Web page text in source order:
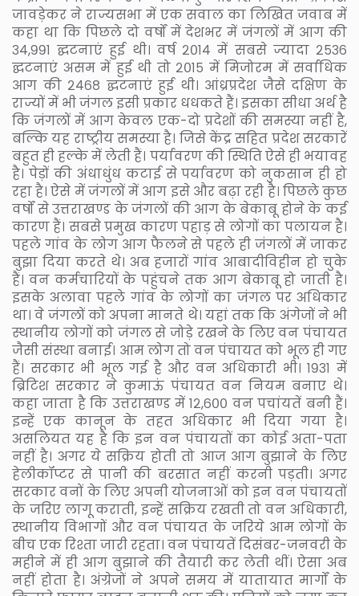
जावड़ेकर ने राज्यसभा में एक सवाल का लिखित जवाब में
कहा था कि पिछले दो वर्षों में देशभर में जंगलों में आग की
३४,९९१ द्घटनाएं हुई थी। वर्ष २०१४ में सबसे ज्यादा २५३६
द्घटनाएं असम में हुई थी तो २०१५ में मिजोरम में सर्वाधिक
आग की २४६८ द्घटनाएं हुई थी। आंध्रप्रदेश जैसे दक्षिण के
राज्यों में भी जंगल इसी प्रकार धधकते हैं। इसका सीधा अर्थ है
कि जंगलों में आग केवल एक-दो प्रदेशों की समस्या नहीं है,
बल्कि यह राष्ट्रीय समस्या है। जिसे केंद्र सहित प्रदेश सरकारें
बहुत ही हल्के में लेती हैं। पर्यावरण की स्थिति ऐसे ही भयावह
है। पेड़ों की अंधाधुंध कटाई से पर्यावरण को नुकसान ही हो
रहा है। ऐसे में जंगलों में आग इसे और बढ़ा रही है। पिछले कुछ
वर्षों से उत्तराखण्ड के जंगलों की आग के बेकाबू होने के कई
कारण हैं। सबसे प्रमुख कारण पहाड़ से लोगों का पलायन है।
पहले गांव के लोग आग फैलने से पहले ही जंगलों में जाकर
बुझा दिया करते थे। अब हजारों गांव आबादीविहीन हो चुके
हैं। वन कर्मचारियों के पहुंचने तक आग बेकाबू हो जाती है।
इसके अलावा पहले गांव के लोगों का जंगल पर अधिकार
था। वे जंगलों को अपना मानते थे। यहां तक कि अंगेजों ने भी
स्थानीय लोगों को जंगल से जोड़े रखने के लिए वन पंचायत
जैसी संस्था बनाई। आम लोग तो वन पंचायत को भूल ही गए
हैं। सरकार भी भूल गई है और वन अधिकारी भी। १९३१ में
ब्रिटिश सरकार ने कुमाऊं पंचायत वन नियम बनाए थे।
कहा जाता है कि उत्तराखण्ड में १२,६०० वन पचांयतें बनी हैं।
इन्हें एक कानून के तहत अधिकार भी दिया गया है।
असलियत यह है कि इन वन पंचायतों का कोई अता-पता
नहीं है। अगर ये सक्रिय होती तो आज आग बुझाने के लिए
हेलीकॉप्टर से पानी की बरसात नहीं करनी पड़ती। अगर
सरकार वनों के लिए अपनी योजनाओं को इन वन पंचायतों
के जरिए लागू कराती, इन्हें सक्रिय रखती तो वन अधिकारी,
स्थानीय विभागों और वन पंचायत के जरिये आम लोगों के
बीच एक रिश्ता जारी रहता। वन पंचायतें दिसंबर-जनवरी के
महीने में ही आग बुझाने की तैयारी कर लेती थीं। ऐसा अब
नहीं होता है। अंग्रेजों ने अपने समय में यातायात मार्गों के